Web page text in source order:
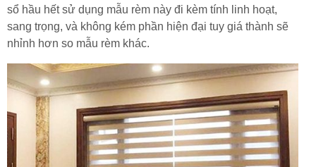
sổ hầu hết sử dụng mẫu rèm này đi kèm tính linh hoạt,
sang trọng, và không kém phần hiện đại tuy giá thành sẽ
nhỉnh hơn so mẫu rèm khác.